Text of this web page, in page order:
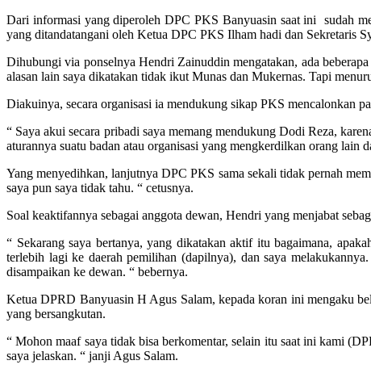
Dari informasi yang diperoleh DPC PKS Banyuasin saat ini sudah
yang ditandatangani oleh Ketua DPC PKS Ilham hadi dan Sekretaris
Dihubungi via ponselnya Hendri Zainuddin mengatakan, ada
alasan lain saya dikatakan tidak ikut Munas dan Mukernas. Tapi
Diakuinya, secara organisasi ia mendukung sikap PKS mencalonkan
“ Saya akui secara pribadi saya memang mendukung Dodi Reza,
aturannya suatu badan atau organisasi yang mengkerdilkan orang
Yang menyedihkan, lanjutnya DPC PKS sama sekali tidak pernah
saya pun saya tidak tahu. “ cetusnya.
Soal keaktifannya sebagai anggota dewan, Hendri yang menjabat
“ Sekarang saya bertanya, yang dikatakan aktif itu bagaimana,
terlebih lagi ke daerah pemilihan (dapilnya), dan saya
disampaikan ke dewan. “ bebernya.
Ketua DPRD Banyuasin H Agus Salam, kepada koran ini mengaku
yang bersangkutan.
“ Mohon maaf saya tidak bisa berkomentar, selain itu saat ini kami
saya jelaskan. “ janji Agus Salam.